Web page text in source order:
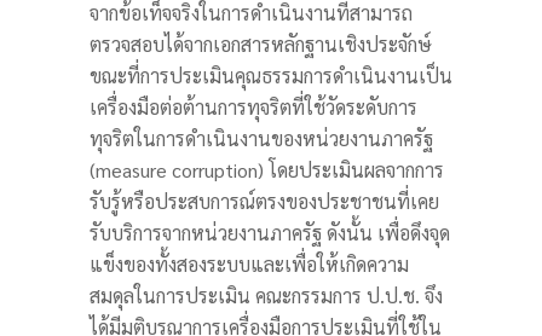
จากข้อเท็จจริงในการดำเนินงานที่สามารถ
ตรวจสอบได้จากเอกสารหลักฐานเชิงประจักษ์
ขณะที่การประเมินคุณธรรมการดำเนินงานเป็น
เครื่องมือต่อต้านการทุจริตที่ใช้วัดระดับการ
ทุจริตในการดำเนินงานของหน่วยงานภาครัฐ
(measure corruption) โดยประเมินผลจากการ
รับรู้หรือประสบการณ์ตรงของประชาชนที่เคย
รับบริการจากหน่วยงานภาครัฐ ดังนั้น เพื่อดึงจุด
แข็งของทั้งสองระบบและเพื่อให้เกิดความ
สมดุลในการประเมิน คณะกรรมการ ป.ป.ช. จึง
ได้มีมติบูรณาการเครื่องมือการประเมินที่ใช้ใน